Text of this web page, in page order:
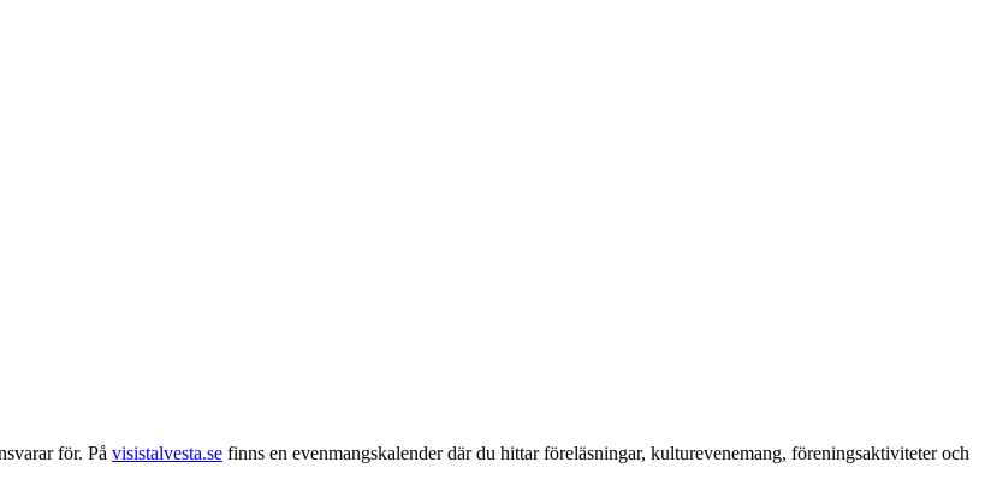
för. På visistalvesta.se finns en evenmangskalender där du hittar föreläsningar, kulturevenemang, föreningsaktiviteter och